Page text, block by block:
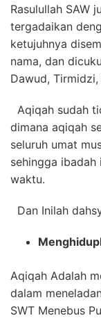
Rasulullah SAW
tergadaikan
ketujuhnya
nama, dan
Dawud,
Aqiqah sudah
dimana aqiqah
seluruh umat
sehingga
waktu.
Dan Inilah
Aqiqah Adalah
dalam
SWT Menebus